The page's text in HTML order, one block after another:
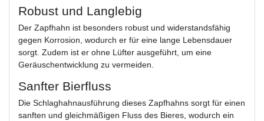
Robust und Langlebig
Der Zapfhahn ist besonders robust und widerstandsfähig
gegen Korrosion, wodurch er für eine lange Lebensdauer
sorgt. Zudem ist er ohne Lüfter ausgeführt, um eine
Geräuschentwicklung zu vermeiden.
Sanfter Bierfluss
Die Schlaghahnausführung dieses Zapfhahns sorgt für einen
sanften und gleichmäßigen Fluss des Bieres, wodurch ein